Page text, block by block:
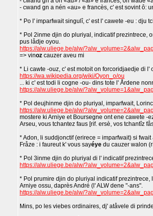
- cwand gn a nén «au» e francès, c' est sovint ô:
* Po l' imparfwait singulî, c' est l' cawete -eu : dju
* Pol 2inme djin do pluriyal, indicatif prezintrece,
pus lådje oyou.
https://alw.uliege.be/alw/
=> vinoz cauzer aveu mi
* Li cawte -ouz, c' est motoit on forcoridjaedje di l'
https://wa.wikipedia.org/wiki/Oyon_o/ou
... ki c' est todi li cogne -ou- dins tote l' Årdene
https://alw.uliege.be/alw/
* Pol deujhinme djin do pluriyal, imparfwait,
https://alw.uliege.be/alw/
mostere ki Arniye et Boursegne ont ene cawete -
Arseu, vous tchantez faus [rif. ersè, vos tchantîz
* Adon, li suddjonctif (erirece = imparfwait) si
Fråze : i faureut k' vous sayéye du cauzer walon
* Pol 3inme djin do pluriyal di l' indicatif
https://alw.uliege.be/alw/
* Pol prumire djin do pluriyal indicatif prezintrece,
Arniye ossu, daprès André (l' ALW dene "-ans".
https://alw.uliege.be/alw/
Mins, po les viebes ordinaires, dj' atåvele di